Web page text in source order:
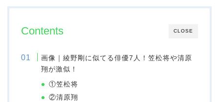
CLOSE
Contents
画像｜綾野剛に似てる俳優7人！笠松将や清原
翔が激似！
①笠松将
②清原翔